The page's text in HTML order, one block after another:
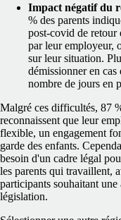
Impact négatif du
% des parents
post-covid de retour
par leur employeur,
sur leur situation.
démissionner en
nombre de jours en
Malgré ces difficultés, 87
reconnaissent que leur
flexible, un engagement
garde des enfants.
besoin d'un cadre légal
les parents qui travaillent,
participants souhaitant
législation.